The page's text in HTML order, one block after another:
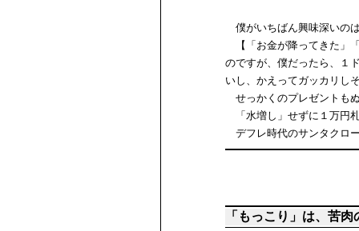
僕がいちばん興味深いの
【「お金が降ってきた」
のですが、僕だったら、１
いし、かえってガッカリし
せっかくのプレゼントも
「水増し」せずに１万円
デフレ時代のサンタクロ
「もっこり」は、苦